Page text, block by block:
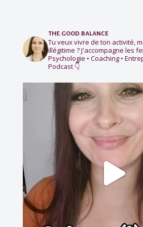
the.good.balance
Tu veux vivre de ton activité,
illégitime ?J'accompagne les
Psychologie • Coaching •
Podcast 👇